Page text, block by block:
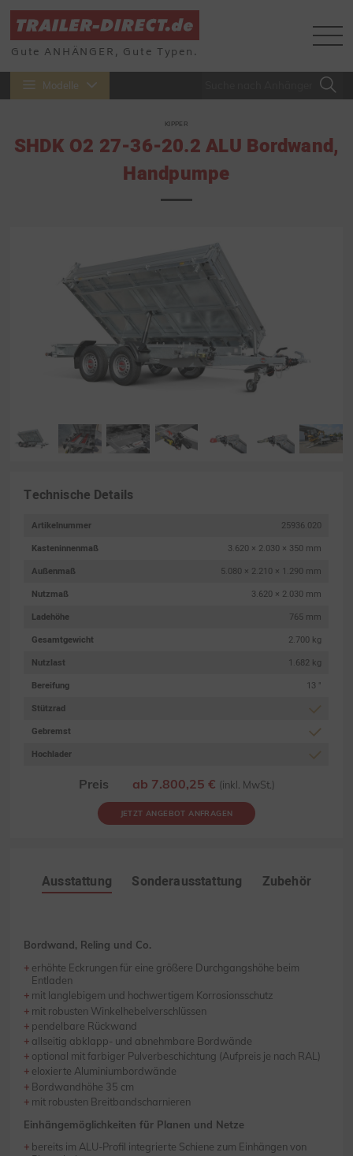
Gute ANHÄNGER, Gute Typen.
Modelle
KIPPER
SHDK O2 27-36-20.2 ALU Bordwand,
Handpumpe
Technische Details
Artikelnummer
25936.020
Kasteninnenmaß
3.620 × 2.030 × 350 mm
Außenmaß
5.080 × 2.210 × 1.290 mm
Nutzmaß
3.620 × 2.030 mm
Ladehöhe
765 mm
Gesamtgewicht
2.700 kg
Nutzlast
1.682 kg
Bereifung
13 "
Stützrad
Gebremst
Hochlader
Preis ab 7.800,25 € (inkl. MwSt.)
JETZT ANGEBOT ANFRAGEN
Ausstattung Sonderausstattung Zubehör
Bordwand, Reling und Co.
erhöhte Eckrungen für eine größere Durchgangshöhe beim
Entladen
mit langlebigem und hochwertigem Korrosionsschutz
mit robusten Winkelhebelverschlüssen
pendelbare Rückwand
allseitig abklapp- und abnehmbare Bordwände
optional mit farbiger Pulverbeschichtung (Aufpreis je nach RAL)
eloxierte Aluminiumbordwände
Bordwandhöhe 35 cm
mit robusten Breitbandscharnieren
Einhängemöglichkeiten für Planen und Netze
bereits im ALU-Profil integrierte Schiene zum Einhängen von